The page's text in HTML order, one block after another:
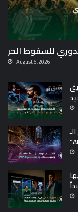
للسقوط الحر
August 6, 2026